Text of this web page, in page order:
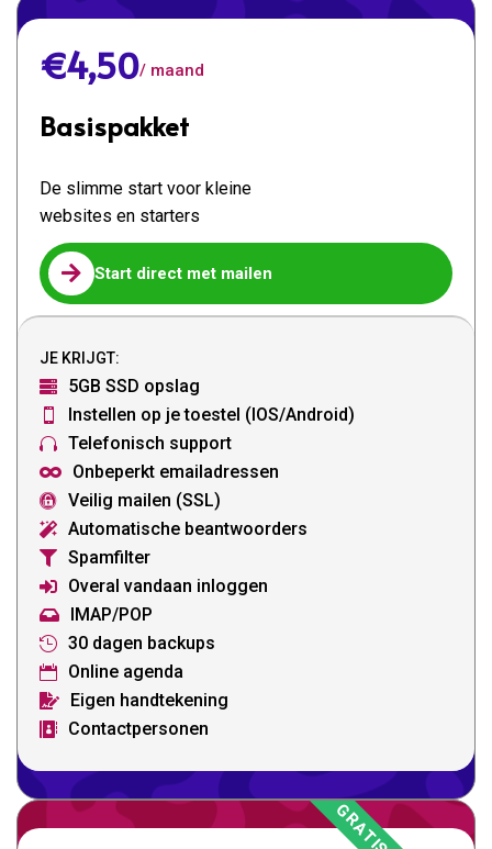
€4,50/ maand
Basispakket
De slimme start voor kleine
websites en starters
 Start direct met mailen
JE KRIJGT:

5GB SSD opslag
 Instellen op je toestel (IOS/Android)
 Telefonisch support
 Onbeperkt emailadressen
 Veilig mailen (SSL)
 Automatische beantwoorders
 Spamfilter
 Overal vandaan inloggen
 IMAP/POP
 30 dagen backups
 Online agenda
 Eigen handtekening
 Contactpersonen